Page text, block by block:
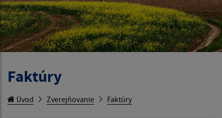
Faktúry
Úvod Zverejňovanie Faktúry